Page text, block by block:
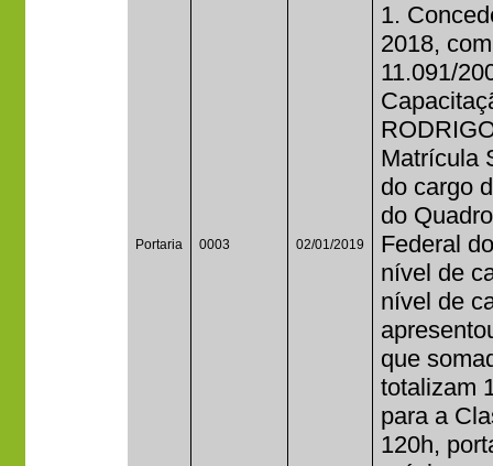
Portaria 0003 02/01/2019
1.
2018,
11.091/
Matrícula
do cargo
do
Federal
nível de
nível de
que
totalizam
para a
120h,